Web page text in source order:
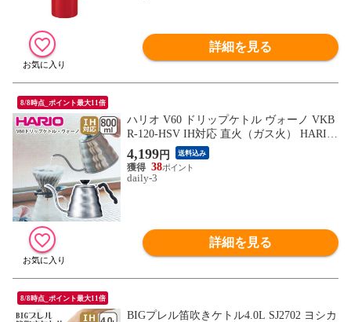
詳細を見る
8/8時点_ポイント最大11倍
ハリオ V60 ドリップケトル ヴォーノ VKB
R-120-HSV IH対応 直火（ガス火） HARIO
har1088-1【北海道・沖縄は990円加算】
4,199円 送料込み
38
daily-3
詳細を見る
8/8時点_ポイント最大11倍
BIGプレル笛吹きケトル4.0L SJ2702 ヨシカ